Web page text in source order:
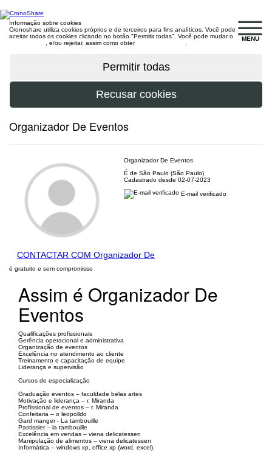
MENU
Informação sobre cookies
Cronoshare utiliza cookies próprios e de terceiros para fins analíticos. Você pode
aceitar todos os cookies clicando no botão "Permitir todas". Você pode mudar o
, e/ou rejeitar, assim como obter
Organizador De Eventos
Organizador De Eventos
É de São Paulo (São Paulo)
Cadastrado desde 02-07-2023
E-mail verificado
CONTACTAR COM Organizador De
é gratuito e sem compromisso
Assim é Organizador De
Eventos
Qualificações profissionais
Gerência operacional e administrativa
Organização de eventos
Excelência no atendimento ao cliente
Treinamento e capacitação de equipe
Liderança e supervisão
Cursos de especialização
Graduação eventos – faculdade belas artes
Motivação e liderança – r. Miranda
Profissional de eventos – r. Miranda
Confeitaria – o leopolldo
Gard manger - La tambouille
Pastissier – la tambouille
Excelência em vendas – viena delicatessen
Manipulação de alimentos – viena delicatessen
Informática – windows xp, office xp (word, excel).